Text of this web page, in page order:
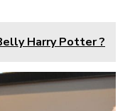
Harry Potter ?